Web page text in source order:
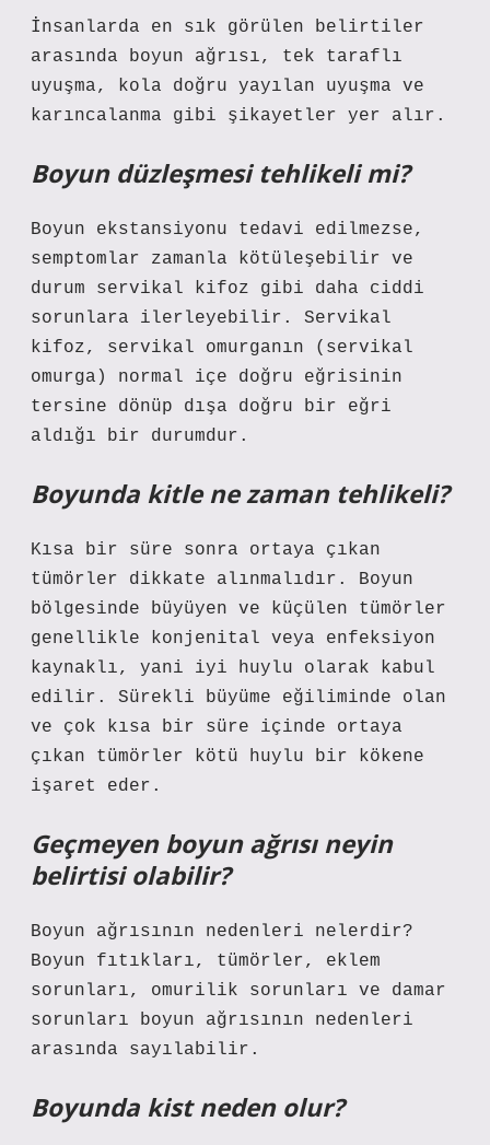
İnsanlarda en sık görülen belirtiler
arasında boyun ağrısı, tek taraflı
uyuşma, kola doğru yayılan uyuşma ve
karıncalanma gibi şikayetler yer alır.
Boyun düzleşmesi tehlikeli mi?
Boyun ekstansiyonu tedavi edilmezse,
semptomlar zamanla kötüleşebilir ve
durum servikal kifoz gibi daha ciddi
sorunlara ilerleyebilir. Servikal
kifoz, servikal omurganın (servikal
omurga) normal içe doğru eğrisinin
tersine dönüp dışa doğru bir eğri
aldığı bir durumdur.
Boyunda kitle ne zaman tehlikeli?
Kısa bir süre sonra ortaya çıkan
tümörler dikkate alınmalıdır. Boyun
bölgesinde büyüyen ve küçülen tümörler
genellikle konjenital veya enfeksiyon
kaynaklı, yani iyi huylu olarak kabul
edilir. Sürekli büyüme eğiliminde olan
ve çok kısa bir süre içinde ortaya
çıkan tümörler kötü huylu bir kökene
işaret eder.
Geçmeyen boyun ağrısı neyin
belirtisi olabilir?
Boyun ağrısının nedenleri nelerdir?
Boyun fıtıkları, tümörler, eklem
sorunları, omurilik sorunları ve damar
sorunları boyun ağrısının nedenleri
arasında sayılabilir.
Boyunda kist neden olur?